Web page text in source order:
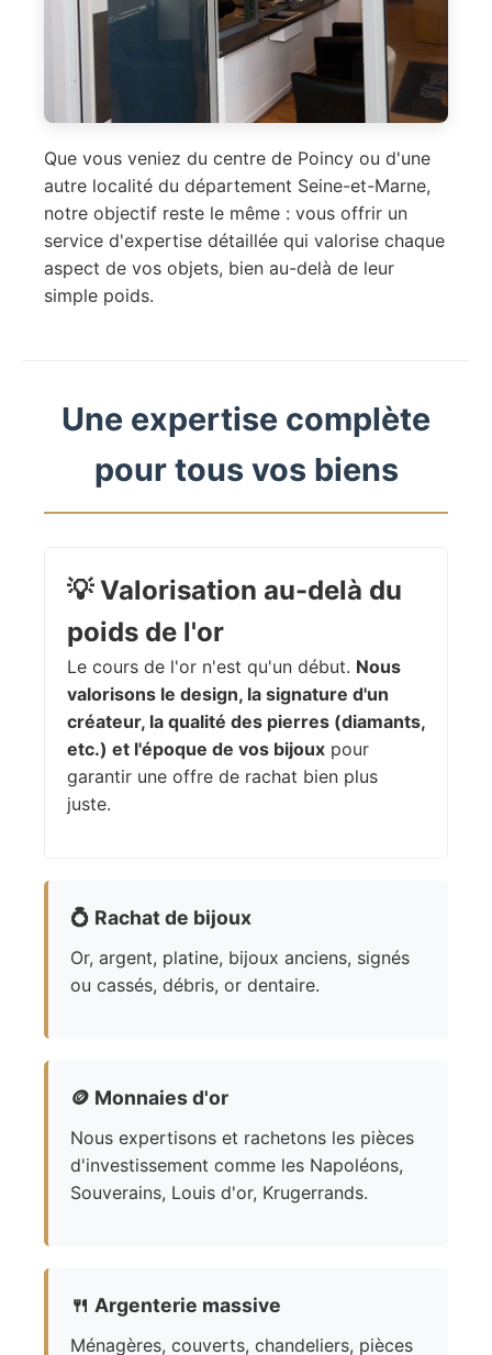
Que vous veniez du centre de Poincy ou d'une
autre localité du département Seine-et-Marne,
notre objectif reste le même : vous offrir un
service d'expertise détaillée qui valorise chaque
aspect de vos objets, bien au-delà de leur
simple poids.
Une expertise complète
pour tous vos biens
💡Valorisation au-delà du
poids de l'or
Le cours de l'or n'est qu'un début. Nous
valorisons le design, la signature d'un
créateur, la qualité des pierres (diamants,
etc.) et l'époque de vos bijoux pour
garantir une offre de rachat bien plus
juste.
💍 Rachat de bijoux
Or, argent, platine, bijoux anciens, signés
ou cassés, débris, or dentaire.
🪙 Monnaies d'or
Nous expertisons et rachetons les pièces
d'investissement comme les Napoléons,
Souverains, Louis d'or, Krugerrands.
🍴 Argenterie massive
Ménagères, couverts, chandeliers, pièces